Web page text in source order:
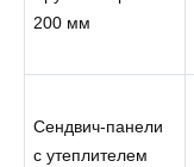
200 мм
Сендвич‑панели
с утеплителем